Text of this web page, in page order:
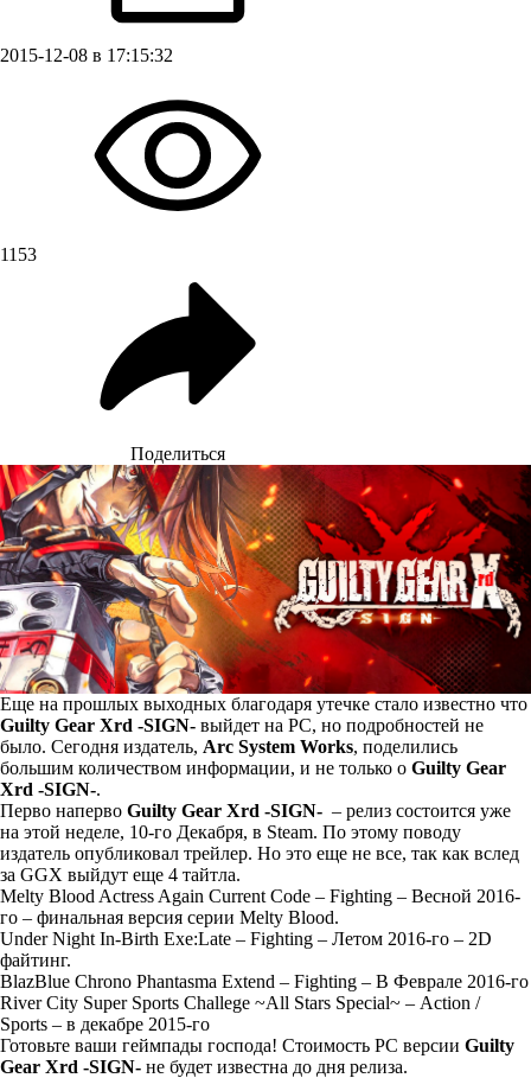
2015-12-08 в 17:15:32
1153
Поделиться
Еще на прошлых выходных благодаря утечке стало известно что
Guilty Gear Xrd -SIGN- выйдет на PC, но подробностей не
было. Сегодня издатель, Arc System Works, поделились
большим количеством информации, и не только о Guilty Gear
Xrd -SIGN-.
Перво наперво Guilty Gear Xrd -SIGN- – релиз состоится уже
на этой неделе, 10-го Декабря, в Steam. По этому поводу
издатель опубликовал трейлер. Но это еще не все, так как вслед
за GGX выйдут еще 4 тайтла.
Melty Blood Actress Again Current Code – Fighting – Весной 2016-
го – финальная версия серии Melty Blood.
Under Night In-Birth Exe:Late – Fighting – Летом 2016-го – 2D
файтинг.
BlazBlue Chrono Phantasma Extend – Fighting – В Феврале 2016-го
River City Super Sports Challege ~All Stars Special~ – Action /
Sports – в декабре 2015-го
Готовьте ваши геймпады господа! Стоимость PC версии Guilty
Gear Xrd -SIGN- не будет известна до дня релиза.